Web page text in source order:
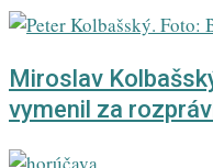
Miroslav
vymenil za